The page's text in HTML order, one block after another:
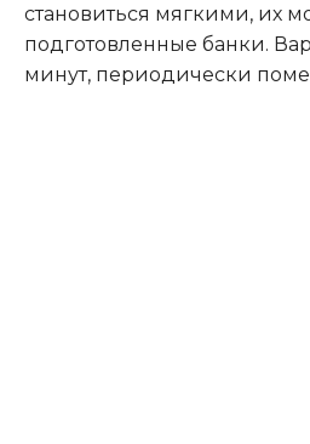
становиться мягкими, их
подготовленные банки.
минут, периодически